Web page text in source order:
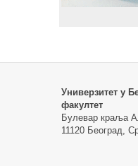
Универзитет у
факултет
Булевар краља
11120 Београд,